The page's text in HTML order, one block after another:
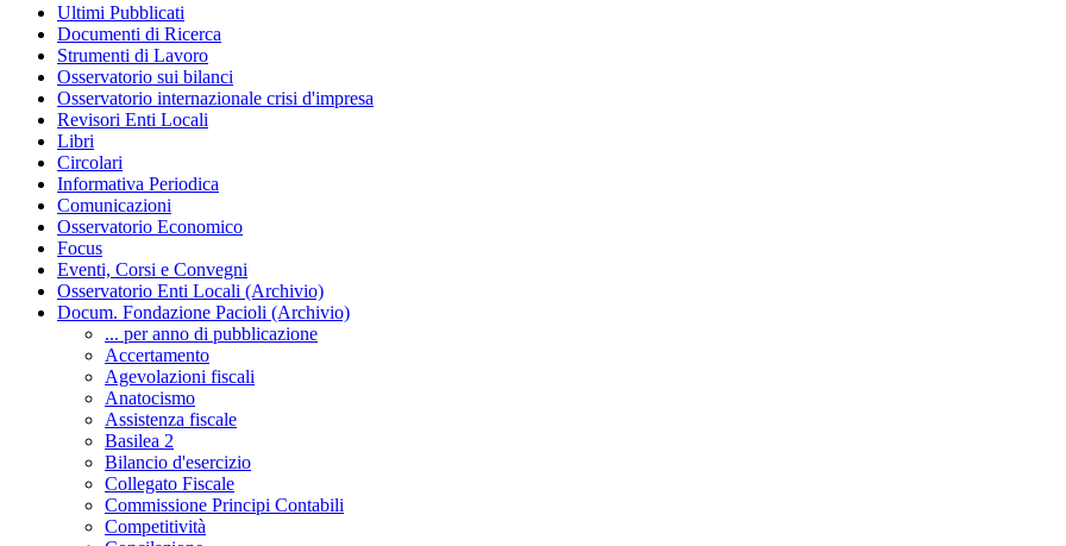
Ultimi Pubblicati
Documenti di Ricerca
Strumenti di Lavoro
Osservatorio sui bilanci
Osservatorio internazionale crisi d'impresa
Revisori Enti Locali
Libri
Circolari
Informativa Periodica
Comunicazioni
Osservatorio Economico
Focus
Eventi, Corsi e Convegni
Osservatorio Enti Locali (Archivio)
Docum. Fondazione Pacioli (Archivio)
... per anno di pubblicazione
Accertamento
Agevolazioni fiscali
Anatocismo
Assistenza fiscale
Basilea 2
Bilancio d'esercizio
Collegato Fiscale
Commissione Principi Contabili
Competitività